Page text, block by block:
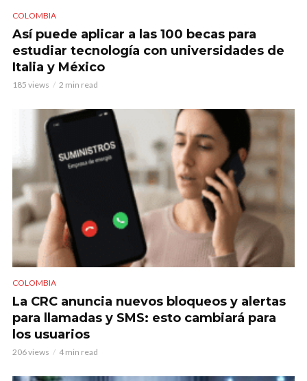
COLOMBIA
Así puede aplicar a las 100 becas para
estudiar tecnología con universidades de
Italia y México
185 views 2 min read
COLOMBIA
La CRC anuncia nuevos bloqueos y alertas
para llamadas y SMS: esto cambiará para
los usuarios
206 views 4 min read